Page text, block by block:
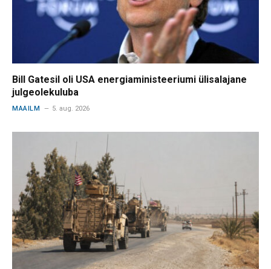
Bill Gatesil oli USA energiaministeeriumi ülisalajane
julgeolekuluba
MAAILM 5. aug. 2026